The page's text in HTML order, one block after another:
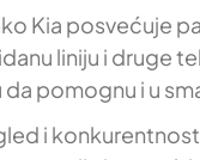
Kia posvećuje
liniju i druge
pomognu i u
i